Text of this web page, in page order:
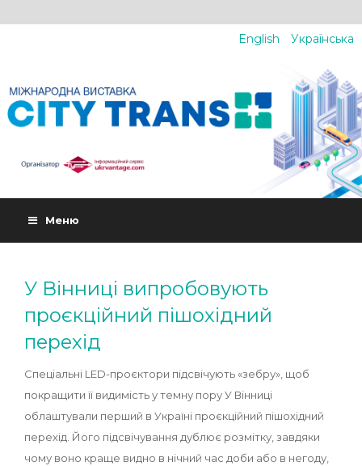
English Українська
Меню
У Вінниці випробовують
проєкційний пішохідний
перехід
Спеціальні LED-проєктори підсвічують «зебру», щоб
покращити її видимість у темну пору У Вінниці
облаштували перший в Україні проєкційний пішохідний
перехід. Його підсвічування дублює розмітку, завдяки
чому воно краще видно в нічний час доби або в негоду,